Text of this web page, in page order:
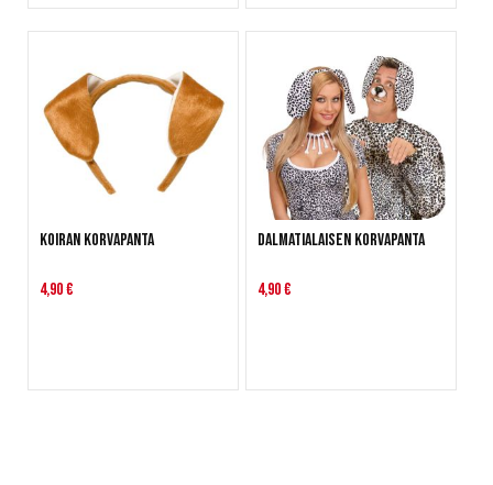
Koiran korvapanta
4,90 €
Dalmatialaisen korvapanta
4,90 €